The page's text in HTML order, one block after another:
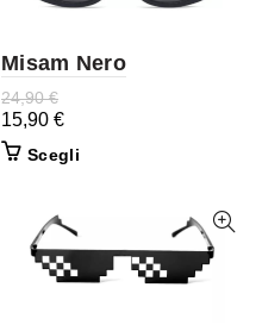
Misam Nero
24,90€
15,90 €
Scegli